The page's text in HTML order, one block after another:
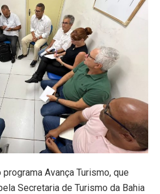
Avança Turismo, que
Secretaria de Turismo da Bahia